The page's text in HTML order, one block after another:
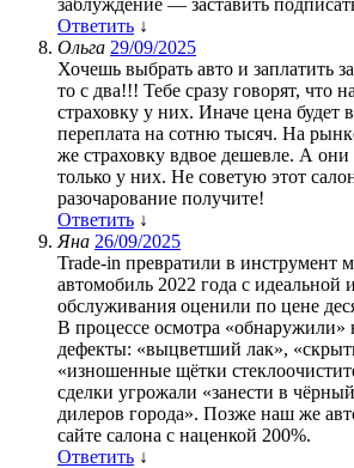
Ответить ↓
Ольга 29/09/2025
Хочешь выбрать авто и заплатить
то с два!!! Тебе сразу говорят, что
страховку у них. Иначе цена будет
переплата на сотню тысяч. На
же страховку вдвое дешевле. А они
только у них. Не советую этот
разочарование получите!
Ответить ↓
Яна 26/09/2025
Trade-in превратили в инструмент
автомобиль 2022 года с идеальной
обслуживания оценили по цене
В процессе осмотра
дефекты: «выцветший лак»,
«изношенные щётки
сделки угрожали «занести в
дилеров города». Позже наш же
сайте салона с наценкой 200%.
Ответить ↓